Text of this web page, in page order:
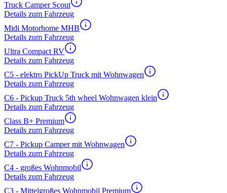
Truck Camper Scout
Details zum Fahrzeug
Midi Motorhome MHB
Details zum Fahrzeug
Ultra Compact RV
Details zum Fahrzeug
C5 - elektro PickUp Truck mit Wohnwagen
Details zum Fahrzeug
C6 - Pickup Truck 5th wheel Wohnwagen klein
Details zum Fahrzeug
Class B+ Premium
Details zum Fahrzeug
C7 - Pickup Camper mit Wohnwagen
Details zum Fahrzeug
C4 - großes Wohnmobil
Details zum Fahrzeug
C3 - Mittelgroßes Wohnmobil Premium